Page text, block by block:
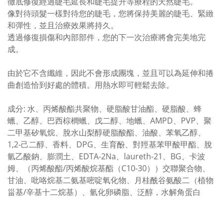
像對待頭髮一樣對待您的睫毛，您將保持美麗的睫毛、緊緻
和彈性，並且治療效果將持久。
透過修復損傷和內部部件，您的下一次治療將會完美地完
成。
由於它不含纖維，因此不會形成團塊，並且可以為延伸和捲
曲創造恰到好處的體積。用熱水即可輕鬆去除。
成分: 水、丙烯酸酯共聚物、硬脂酸甘油酯、硬脂酸、蜂
蠟、乙醇、巴西棕櫚蠟、戊二醇、地蠟、AMPD、PVP、聚
二甲基矽氧烷、脫水山梨醇硬脂酸酯、油酸、苯氧乙醇、
1,2-己二醇、香料、DPG、生育酚、對羥基苯甲酸甲酯、脫
氫乙酸鈉、膨潤土、EDTA-2Na、laureth-21、BG、卡波
姆、（丙烯酸酯/丙烯酸烷基酯（C10-30））交聯聚合物、
甘油、吡咯烷基二氨基嘧啶氧化物、月桂酰谷氨酸二（植物
甾基/辛基十二烷基）、氫化卵磷脂、泛醇，水解角蛋白